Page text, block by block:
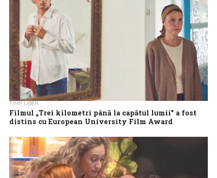
TIMP LIBER
Filmul „Trei kilometri până la capătul lumii” a fost
distins cu European University Film Award
European University Film Award, la premiile europene de film
(EFA), ediţia...